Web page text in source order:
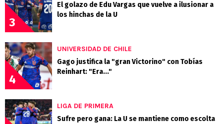
3
El golazo de Edu Vargas que vuelve a ilusionar a
los hinchas de la U
4
UNIVERSIDAD DE CHILE
Gago justifica la "gran Victorino" con Tobías
Reinhart: "Era..."
LIGA DE PRIMERA
Sufre pero gana: La U se mantiene como escolta